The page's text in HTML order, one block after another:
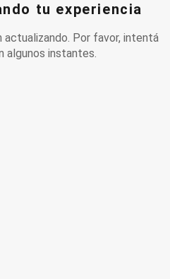
tu experiencia
Por favor, intentá
algunos instantes.